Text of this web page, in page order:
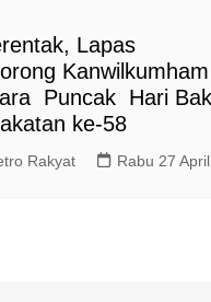
Lapas
Puncak Hari
ke-58
Rakyat Rabu 27